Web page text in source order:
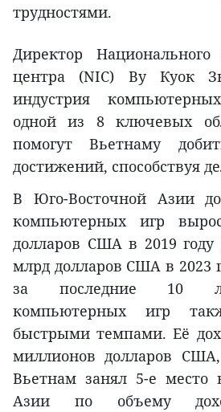
трудностями.
Директор Национального
центра (NIC) Ву Куок
индустрия
одной из 8 ключевых
помогут Вьетнаму
достижений, способствуя
В Юго-Восточной Азии
компьютерных игр
долларов США в 2019 году
млрд долларов США в 2023
за последние 10
компьютерных игр
быстрыми темпами. Её
миллионов долларов
Вьетнам занял 5-е место
Азии по объему